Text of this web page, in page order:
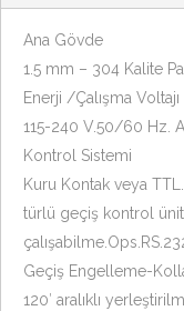
Ana Gövde
1.5 mm – 304 Kalite
Enerji /Çalışma Voltajı
115-240 V.50/60 Hz.
Kontrol Sistemi
Kuru Kontak veya
türlü geçiş kontrol
Geçiş Engelleme-
120′ aralıklı